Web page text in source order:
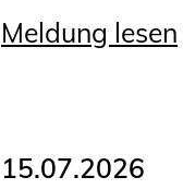
Meldung lesen
15.07.2026